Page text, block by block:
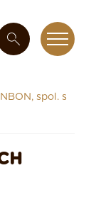
spol. s